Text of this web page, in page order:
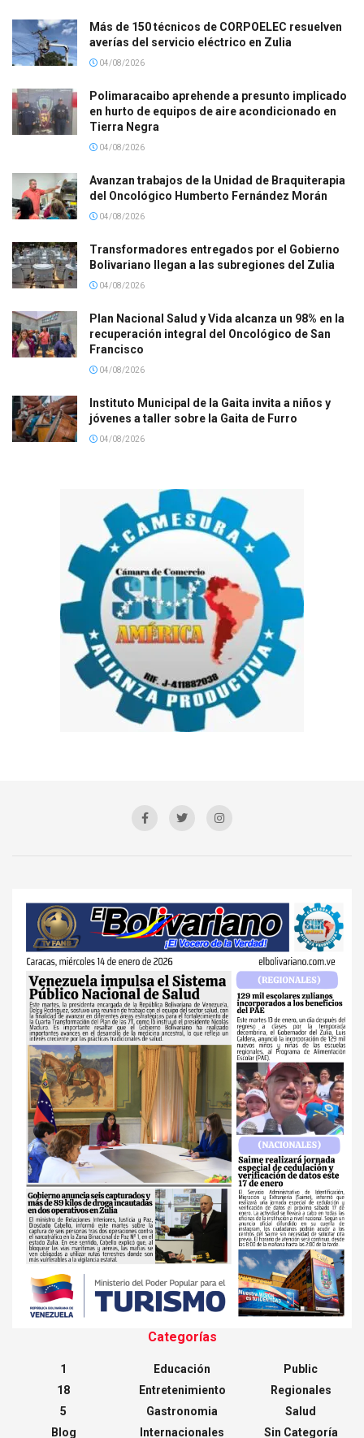
Más de 150 técnicos de CORPOELEC resuelven
averías del servicio eléctrico en Zulia
04/08/2026
Polimaracaibo aprehende a presunto implicado
en hurto de equipos de aire acondicionado en
Tierra Negra
04/08/2026
Avanzan trabajos de la Unidad de Braquiterapia
del Oncológico Humberto Fernández Morán
04/08/2026
Transformadores entregados por el Gobierno
Bolivariano llegan a las subregiones del Zulia
04/08/2026
Plan Nacional Salud y Vida alcanza un 98% en la
recuperación integral del Oncológico de San
Francisco
04/08/2026
Instituto Municipal de la Gaita invita a niños y
jóvenes a taller sobre la Gaita de Furro
04/08/2026
Categorías
1
18
5
Blog
Educación
Entretenimiento
Gastronomia
Internacionales
Public
Regionales
Salud
Sin Categoría